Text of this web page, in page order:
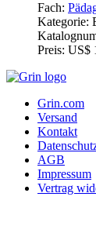
Fach:
Kategorie:
Preis: US$
Grin.com
Versand
Kontakt
AGB
Impressum
Vertrag